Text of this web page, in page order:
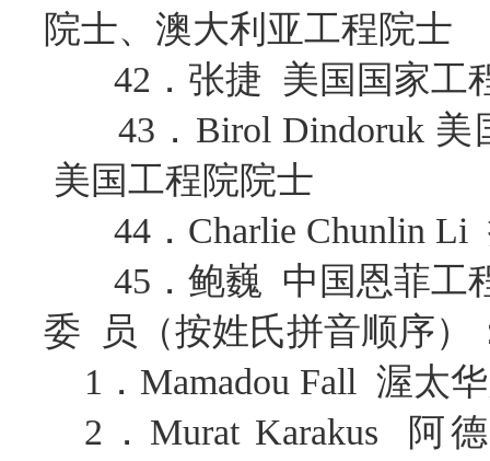
院士、澳大利亚工程院士
42．张捷 美国国家工
43．Birol Dindoruk
美国工程院院士
44．Charlie Chunlin
45．鲍巍 中国恩菲工
委 员（按姓氏拼音顺序）
1．Mamadou Fall 渥太
2．Murat Karakus 阿